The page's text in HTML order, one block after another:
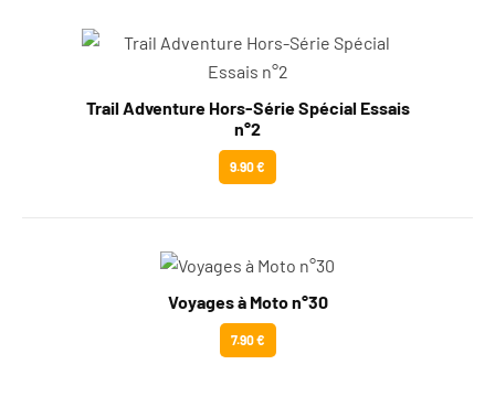
Trail Adventure Hors-Série Spécial Essais
n°2
9.90 €
Voyages à Moto n°30
7.90 €